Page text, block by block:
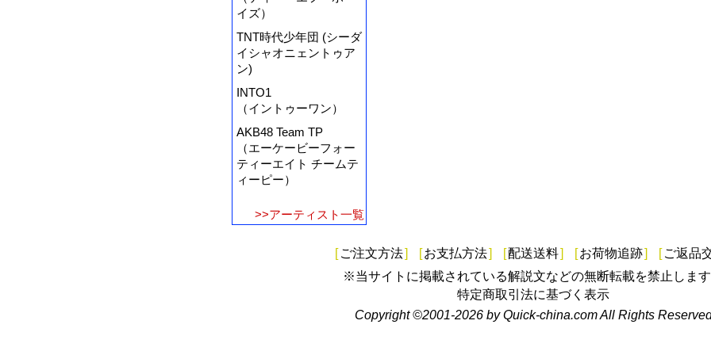
イズ）
TNT時代少年団 (シーダ
イシャオニェントゥア
ン)
INTO1
（イントゥーワン）
AKB48 Team TP
（エーケービーフォー
ティーエイト チームテ
ィーピー）
>>アーティスト一覧
[ ご注文方法] [お支払方法] [配送送料] [お荷物追跡] [ ご返品
※当サイトに掲載されている解説文などの無断転載を禁止します
特定商取引法に基づく表示
Copyright ©2001-2026 by Quick-china.com All Rights